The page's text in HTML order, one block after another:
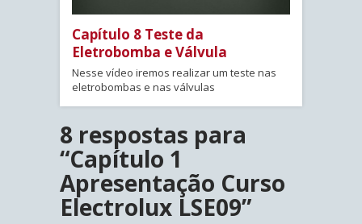
Capítulo 8 Teste da
Eletrobomba e Válvula
Nesse vídeo iremos realizar um teste nas
eletrobombas e nas válvulas
8 respostas para
“Capítulo 1
Apresentação Curso
Electrolux LSE09”